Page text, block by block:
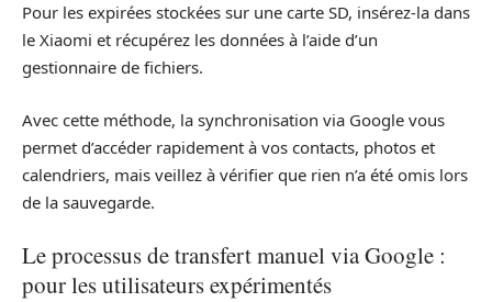
Pour les expirées stockées sur une carte SD, insérez-la dans
le Xiaomi et récupérez les données à l’aide d’un
gestionnaire de fichiers.
Avec cette méthode, la synchronisation via Google vous
permet d’accéder rapidement à vos contacts, photos et
calendriers, mais veillez à vérifier que rien n’a été omis lors
de la sauvegarde.
Le processus de transfert manuel via Google :
pour les utilisateurs expérimentés